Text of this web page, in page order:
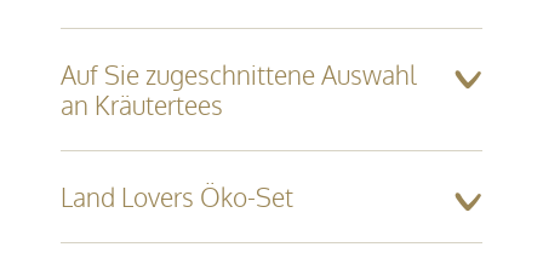
Auf Sie zugeschnittene Auswahl
an Kräutertees
Land Lovers Öko-Set